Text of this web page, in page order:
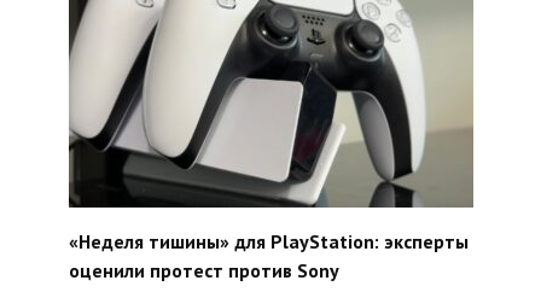
«Неделя тишины» для PlayStation: эксперты
оценили протест против Sony